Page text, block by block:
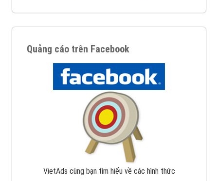
Quảng cáo trên Facebook
VietAds cùng bạn tìm hiểu về các hình thức